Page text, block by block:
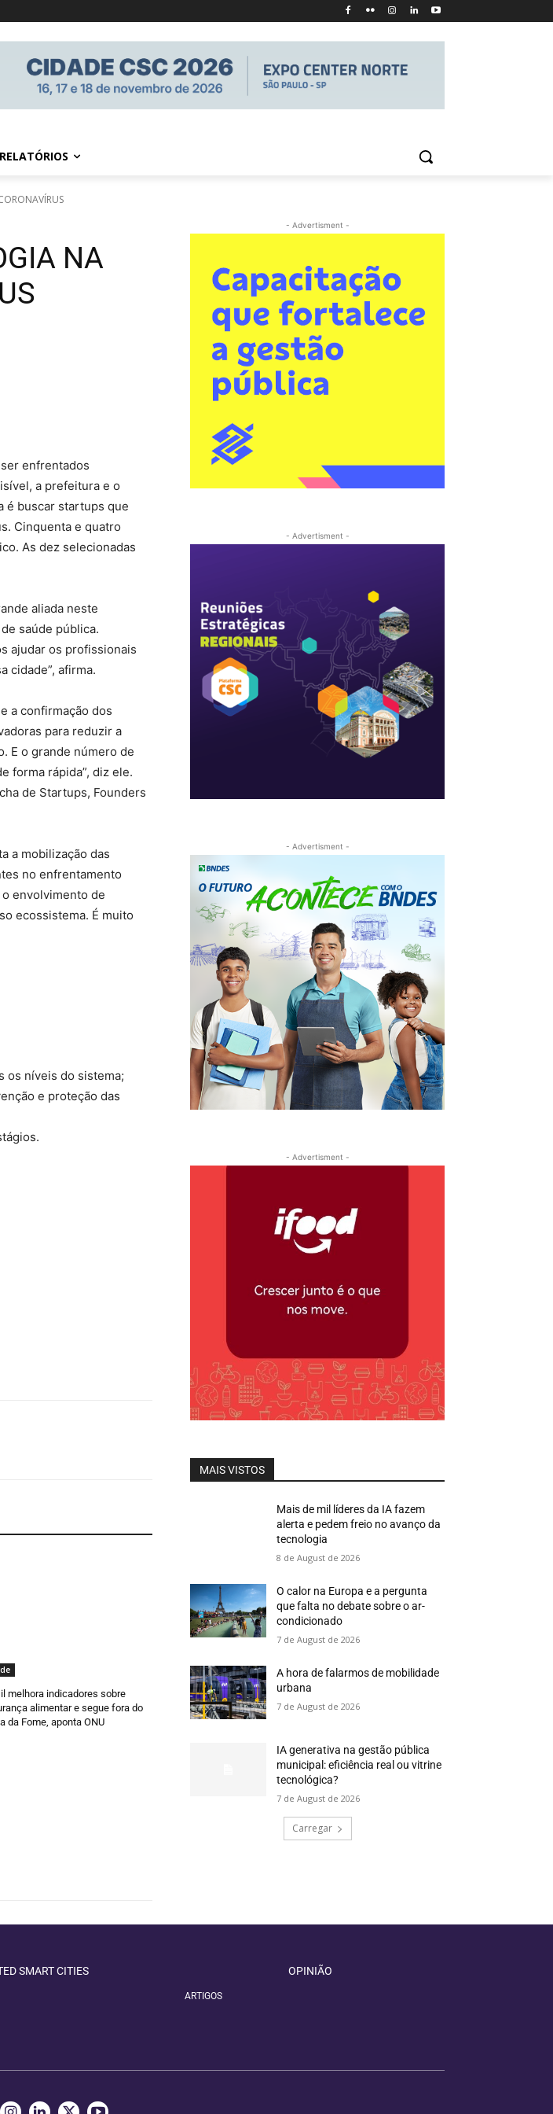
RELATÓRIOS
NA
enfrentados
a prefeitura e o
é buscar startups que
Cinquenta e quatro
As dez selecionadas
aliada neste
saúde pública.
ajudar os profissionais
cidade”, afirma.
a confirmação dos
para reduzir a
E o grande número de
forma rápida”, diz ele.
de Startups, Founders
a mobilização das
no enfrentamento
envolvimento de
ecossistema. É muito
os níveis do sistema;
e proteção das
melhora indicadores sobre
alimentar e segue fora do
da Fome, aponta ONU
- Advertisment -
- Advertisment -
- Advertisment -
- Advertisment -
MAIS VISTOS
Mais de mil líderes da IA fazem
alerta e pedem freio no avanço da
tecnologia
8 de August de 2026
O calor na Europa e a pergunta
que falta no debate sobre o ar-
condicionado
7 de August de 2026
A hora de falarmos de mobilidade
urbana
7 de August de 2026
IA generativa na gestão pública
municipal: eficiência real ou vitrine
tecnológica?
7 de August de 2026
Carregar
SMART CITIES OPINIÃO
ARTIGOS